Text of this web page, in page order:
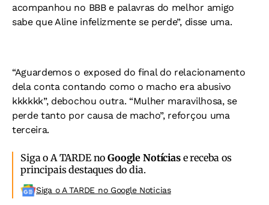
acompanhou no BBB e palavras do melhor amigo
sabe que Aline infelizmente se perde”, disse uma.
“Aguardemos o exposed do final do relacionamento
dela conta contando como o macho era abusivo
kkkkkk”, debochou outra. “Mulher maravilhosa, se
perde tanto por causa de macho”, reforçou uma
terceira.
Siga o A TARDE noGoogle Notíciase receba os
principais destaques do dia.
Siga o A TARDE no Google Noticias